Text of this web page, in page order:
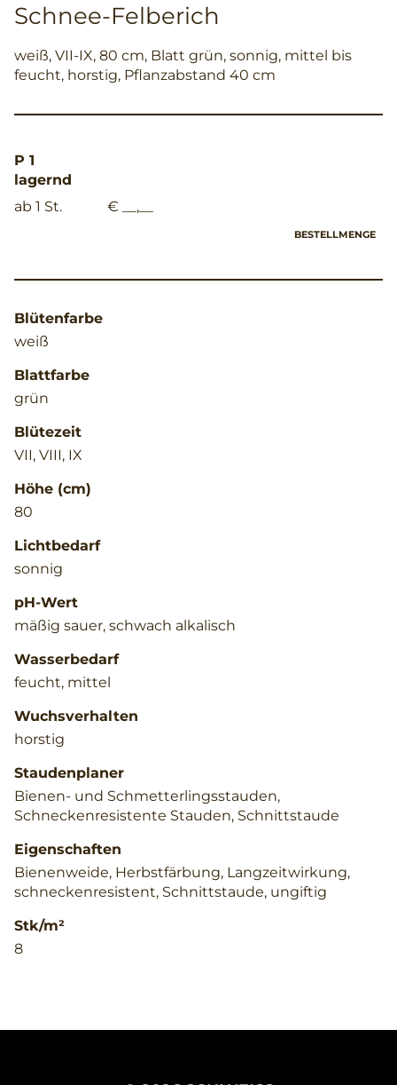
Schnee-Felberich
weiß, VII-IX, 80 cm, Blatt grün, sonnig, mittel bis
feucht, horstig, Pflanzabstand 40 cm
P 1
lagernd
ab 1 St.
€ __,__
BESTELLMENGE
Blütenfarbe
weiß
Blattfarbe
grün
Blütezeit
VII, VIII, IX
Höhe (cm)
80
Lichtbedarf
sonnig
pH-Wert
mäßig sauer, schwach alkalisch
Wasserbedarf
feucht, mittel
Wuchsverhalten
horstig
Staudenplaner
Bienen- und Schmetterlingsstauden,
Schneckenresistente Stauden, Schnittstaude
Eigenschaften
Bienenweide, Herbstfärbung, Langzeitwirkung,
schneckenresistent, Schnittstaude, ungiftig
Stk/m²
8